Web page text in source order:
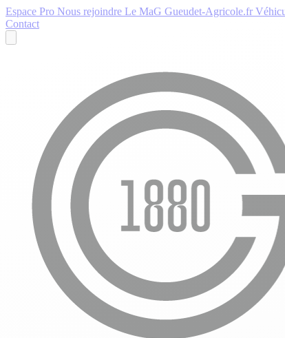
Espace Pro Nous rejoindre Le MaG Gueudet-Agricole.fr
Contact